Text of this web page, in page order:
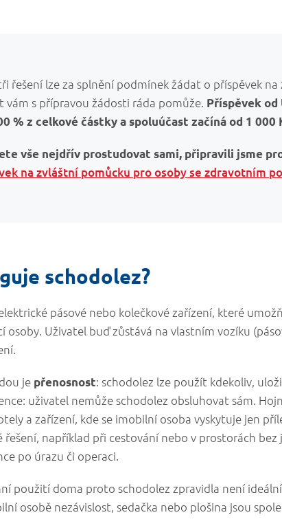
řešení lze za splnění podmínek žádat o příspěvek
vám s přípravou žádosti ráda pomůže. Příspěvek
% z celkové částky a spoluúčast začíná od 1 000
vše nejdřív prostudovat sami, připravili jsme
na zvláštní pomůcku pro osoby se zdravotním
schodolez?
pásové nebo kolečkové zařízení, které
osoby. Uživatel buď zůstává na vlastním vozíku
je přenosnost: schodolez lze použít kdekoliv,
uživatel nemůže schodolez obsluhovat sám.
a zařízení, kde se imobilní osoba vyskytuje jen
řešení, například při cestování nebo v prostorách
po úrazu či operaci.
použití doma proto schodolez zpravidla není
osobě nezávislost, sedačka nebo plošina jsou